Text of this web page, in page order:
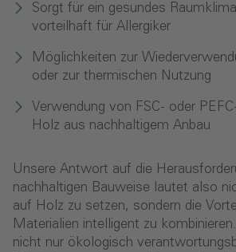
Sorgt für ein gesundes
vorteilhaft für Allergiker
Möglichkeiten zur
oder zur thermischen Nutzung
Verwendung von FSC- oder
Holz aus nachhaltigem Anbau
Unsere Antwort auf die
nachhaltigen Bauweise lautet also
auf Holz zu setzen, sondern die
Materialien intelligent zu
nicht nur ökologisch